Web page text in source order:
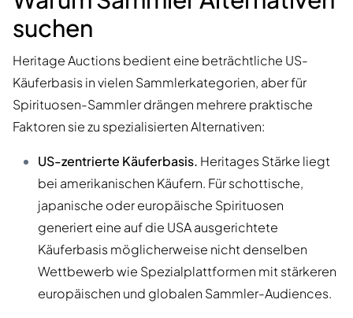
suchen
Heritage Auctions bedient eine beträchtliche US-
Käuferbasis in vielen Sammlerkategorien, aber für
Spirituosen-Sammler drängen mehrere praktische
Faktoren sie zu spezialisierten Alternativen:
US-zentrierte Käuferbasis. Heritages Stärke liegt
bei amerikanischen Käufern. Für schottische,
japanische oder europäische Spirituosen
generiert eine auf die USA ausgerichtete
Käuferbasis möglicherweise nicht denselben
Wettbewerb wie Spezialplattformen mit stärkeren
europäischen und globalen Sammler-Audiences.